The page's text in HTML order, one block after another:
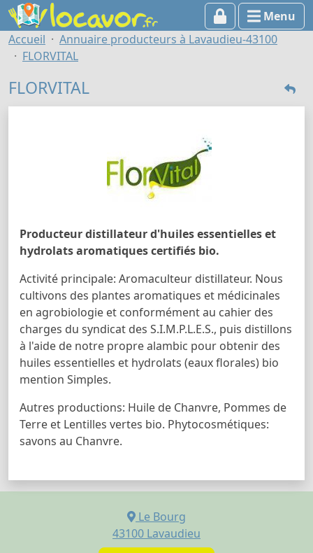
Menu
Accueil
Annuaire producteurs à Lavaudieu-43100
FLORVITAL
FLORVITAL
Producteur distillateur d'huiles essentielles et
hydrolats aromatiques certifiés bio.
Activité principale: Aromaculteur distillateur. Nous
cultivons des plantes aromatiques et médicinales
en agrobiologie et conformément au cahier des
charges du syndicat des S.I.M.P.L.E.S., puis distillons
à l'aide de notre propre alambic pour obtenir des
huiles essentielles et hydrolats (eaux florales) bio
mention Simples.
Autres productions: Huile de Chanvre, Pommes de
Terre et Lentilles vertes bio. Phytocosmétiques:
savons au Chanvre.
Le Bourg
43100 Lavaudieu